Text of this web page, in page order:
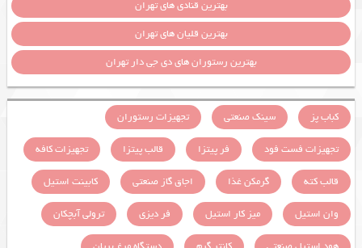
بهترین قنادی های تهران
بهترین قلیان های تهران
بهترین رستوران های دی جی دار تهران
کباب پز سینک صنعتی
تجهیزات رستوران
تجهیزات فست فود
فر پیتزا قالب پیتزا
تجهیزات کافه
قالب کته
گرمکن غذا اجاق گاز صنعتی
کابینت استیل
وان استیل
میز کار استیل فر دیزی
ترولی آبچکان